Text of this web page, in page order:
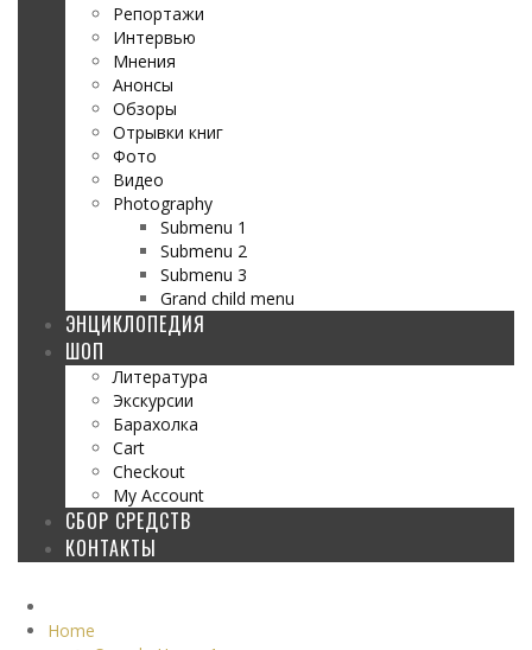
Репортажи
Интервью
Мнения
Анонсы
Обзоры
Отрывки книг
Фото
Видео
Photography
Submenu 1
Submenu 2
Submenu 3
Grand child menu
ЭНЦИКЛОПЕДИЯ
ШОП
Литература
Экскурсии
Барахолка
Cart
Checkout
My Account
СБОР СРЕДСТВ
КОНТАКТЫ
Home